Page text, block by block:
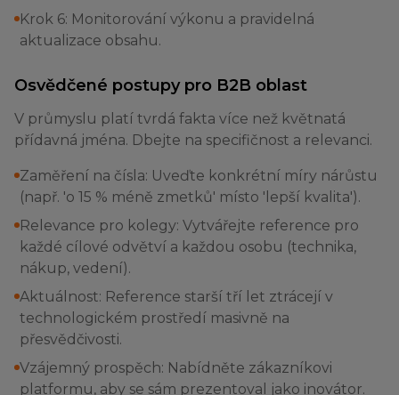
Krok 6: Monitorování výkonu a pravidelná
aktualizace obsahu.
Osvědčené postupy pro B2B oblast
V průmyslu platí tvrdá fakta více než květnatá
přídavná jména. Dbejte na specifičnost a relevanci.
Zaměření na čísla: Uveďte konkrétní míry nárůstu
(např. 'o 15 % méně zmetků' místo 'lepší kvalita').
Relevance pro kolegy: Vytvářejte reference pro
každé cílové odvětví a každou osobu (technika,
nákup, vedení).
Aktuálnost: Reference starší tří let ztrácejí v
technologickém prostředí masivně na
přesvědčivosti.
Vzájemný prospěch: Nabídněte zákazníkovi
platformu, aby se sám prezentoval jako inovátor.